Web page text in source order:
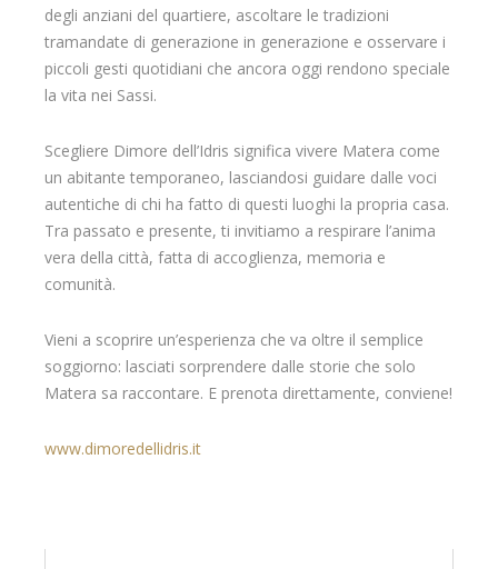
degli anziani del quartiere, ascoltare le tradizioni
tramandate di generazione in generazione e osservare i
piccoli gesti quotidiani che ancora oggi rendono speciale
la vita nei Sassi.
Scegliere Dimore dell’Idris significa vivere Matera come
un abitante temporaneo, lasciandosi guidare dalle voci
autentiche di chi ha fatto di questi luoghi la propria casa.
Tra passato e presente, ti invitiamo a respirare l’anima
vera della città, fatta di accoglienza, memoria e
comunità.
Vieni a scoprire un’esperienza che va oltre il semplice
soggiorno: lasciati sorprendere dalle storie che solo
Matera sa raccontare. E prenota direttamente, conviene!
www.dimoredellidris.it